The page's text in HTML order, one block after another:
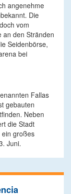
angenehme
Die
vom
an den Stränden
Seidenbörse,
bei
Fallas
gebauten
Neben
die Stadt
ein großes
Juni.